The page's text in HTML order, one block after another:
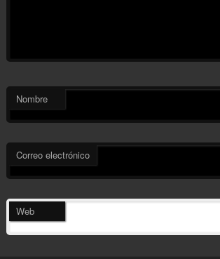
Nombre
Correo electrónico
Web